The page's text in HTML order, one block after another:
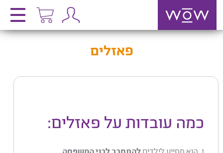
פאזלים
כמה עובדות על פאזלים:
1. הוא מסייע לילדים
להתחבר לבני המשפחה